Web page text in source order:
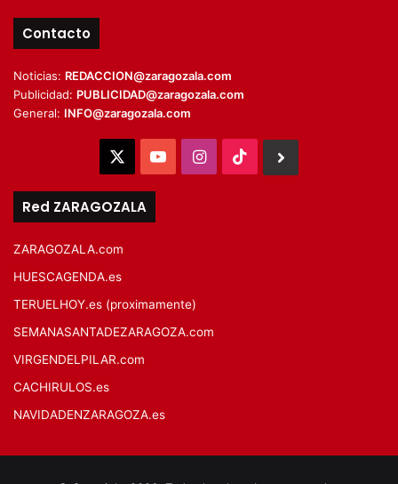
Contacto
Noticias: REDACCION@zaragozala.com
Publicidad: PUBLICIDAD@zaragozala.com
General: INFO@zaragozala.com
YouTubeInstagram
TikTok
Red ZARAGOZALA
ZARAGOZALA.com
HUESCAGENDA.es
TERUELHOY.es (proximamente)
SEMANASANTADEZARAGOZA.com
VIRGENDELPILAR.com
CACHIRULOS.es
NAVIDADENZARAGOZA.es